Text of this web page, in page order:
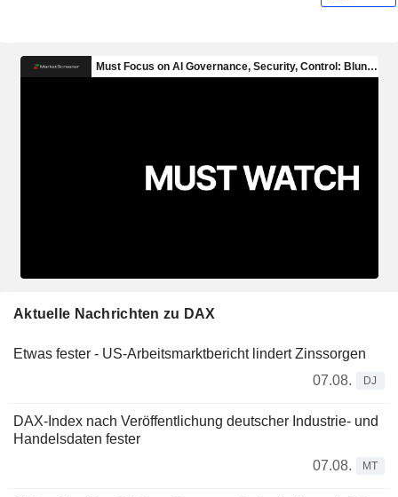
Aktuelle Nachrichten zu DAX
Etwas fester - US-Arbeitsmarktbericht lindert Zinssorgen
07.08.
DJ
DAX-Index nach Veröffentlichung deutscher Industrie- und
Handelsdaten fester
07.08.
MT